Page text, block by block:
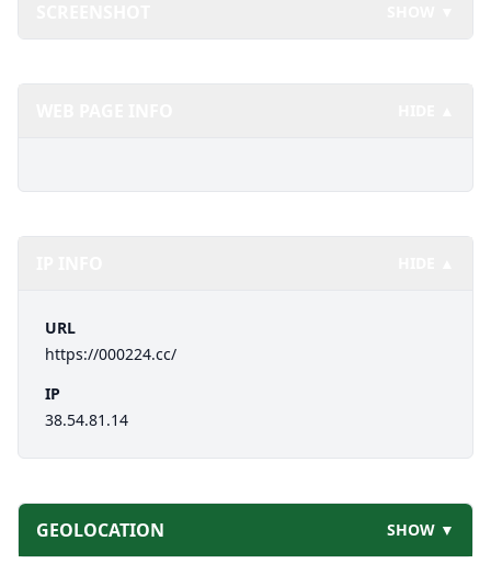
URL
https://000224.cc/
IP
38.54.81.14
GEOLOCATION SHOW ▼